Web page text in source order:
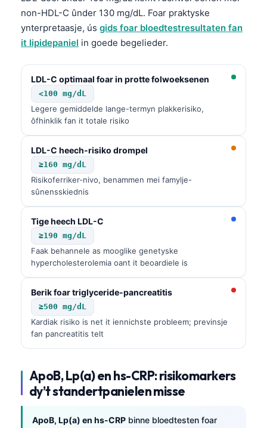
non-HDL-C ûnder 130 mg/dL. Foar praktyske
ynterpretaasje, ús gids foar bloedtestresultaten fan
it lipidepaniel in goede begelieder.
LDL-C optimaal foar in protte folwoeksenen
<100 mg/dL
Legere gemiddelde lange-termyn plakkerisiko,
ôfhinklik fan it totale risiko
LDL-C heech-risiko drompel
≥160 mg/dL
Risikoferriker-nivo, benammen mei famylje-
sûnensskiednis
Tige heech LDL-C
≥190 mg/dL
Faak behannele as mooglike genetyske
hypercholesterolemia oant it beoardiele is
Berik foar triglyceride-pancreatitis
≥500 mg/dL
Kardiak risiko is net it iennichste probleem; previnsje
fan pancreatitis telt
ApoB, Lp(a) en hs-CRP: risikomarkers
dy’t standertpanielen misse
ApoB, Lp(a) en hs-CRP binne bloedtesten foar